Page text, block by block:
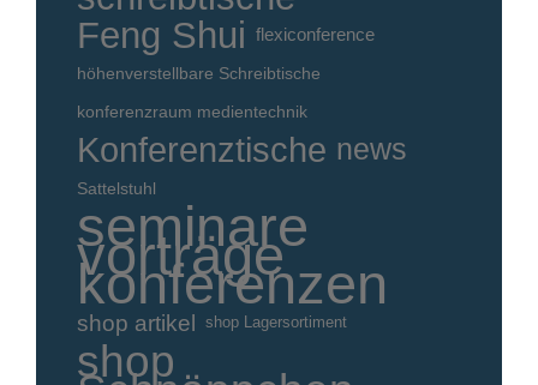
Feng Shui flexiconference
höhenverstellbare Schreibtische
konferenzraum medientechnik
Konferenztische news
Sattelstuhl
seminare
vorträge
konferenzen
shop artikel shop Lagersortiment
shop